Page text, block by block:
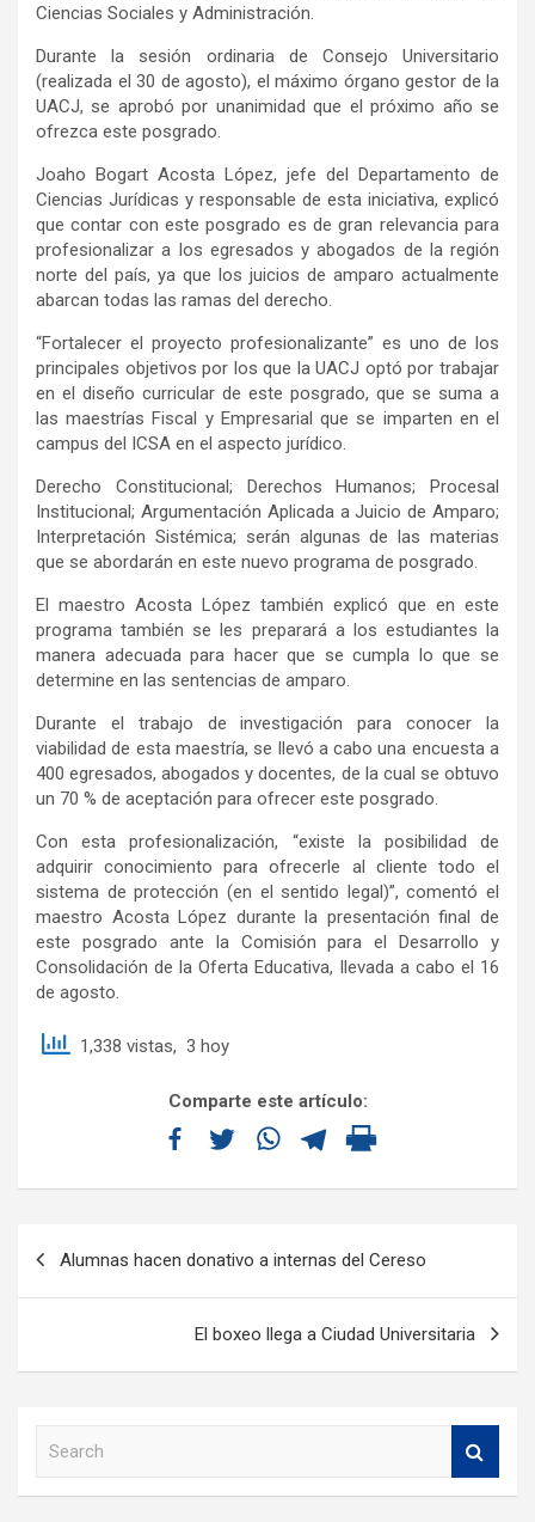
Ciencias Sociales y Administración.
Durante la sesión ordinaria de Consejo Universitario
(realizada el 30 de agosto), el máximo órgano gestor de la
UACJ, se aprobó por unanimidad que el próximo año se
ofrezca este posgrado.
Joaho Bogart Acosta López, jefe del Departamento de
Ciencias Jurídicas y responsable de esta iniciativa, explicó
que contar con este posgrado es de gran relevancia para
profesionalizar a los egresados y abogados de la región
norte del país, ya que los juicios de amparo actualmente
abarcan todas las ramas del derecho.
“Fortalecer el proyecto profesionalizante” es uno de los
principales objetivos por los que la UACJ optó por trabajar
en el diseño curricular de este posgrado, que se suma a
las maestrías Fiscal y Empresarial que se imparten en el
campus del ICSA en el aspecto jurídico.
Derecho Constitucional; Derechos Humanos; Procesal
Institucional; Argumentación Aplicada a Juicio de Amparo;
Interpretación Sistémica; serán algunas de las materias
que se abordarán en este nuevo programa de posgrado.
El maestro Acosta López también explicó que en este
programa también se les preparará a los estudiantes la
manera adecuada para hacer que se cumpla lo que se
determine en las sentencias de amparo.
Durante el trabajo de investigación para conocer la
viabilidad de esta maestría, se llevó a cabo una encuesta a
400 egresados, abogados y docentes, de la cual se obtuvo
un 70 % de aceptación para ofrecer este posgrado.
Con esta profesionalización, “existe la posibilidad de
adquirir conocimiento para ofrecerle al cliente todo el
sistema de protección (en el sentido legal)”, comentó el
maestro Acosta López durante la presentación final de
este posgrado ante la Comisión para el Desarrollo y
Consolidación de la Oferta Educativa, llevada a cabo el 16
de agosto.
1,338 vistas, 3 hoy
Comparte este artículo:
Alumnas hacen donativo a internas del Cereso
El boxeo llega a Ciudad Universitaria